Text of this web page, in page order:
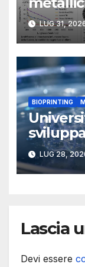
LUG 31,
BIOPRINTING
LUG 28,
Lascia
Devi essere